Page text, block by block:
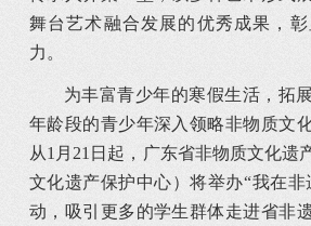
舞台艺术融合发展的优秀成果，
力。
为丰富青少年的寒假生活，拓
年龄段的青少年深入领略非物质文
从1月21日起，广东省非物质文化遗
文化遗产保护中心）将举办“我在
动，吸引更多的学生群体走进省非